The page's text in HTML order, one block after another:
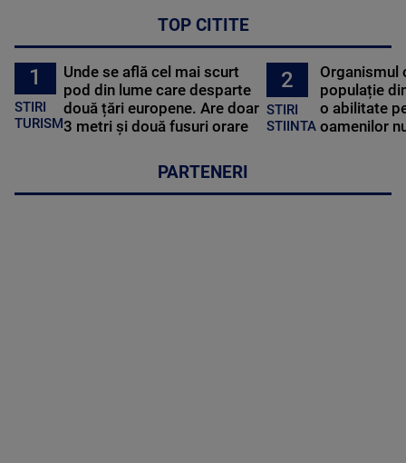
TOP CITITE
1
STIRI
TURISM
Unde se află cel mai scurt
pod din lume care desparte
două țări europene. Are doar
3 metri și două fusuri orare
2
STIRI
STIINTA
Organismul
populație
o abilitate
oamenilor
PARTENERI